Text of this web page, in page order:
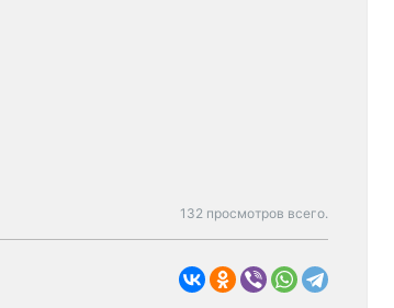
132 просмотров всего.